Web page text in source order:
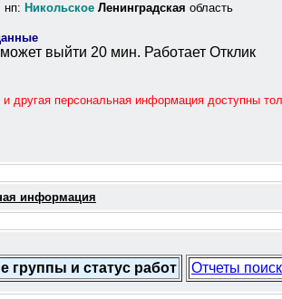
нп: Никольское Ленинградская область
выйти 20 мин. Работает Отклик
другая персональная информация доступны
информация
группы и статус работ Отчеты